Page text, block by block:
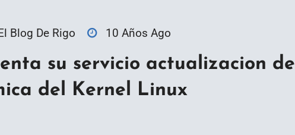
Blog De Rigo 10 Años Ago
su servicio actualizacion de
del Kernel Linux